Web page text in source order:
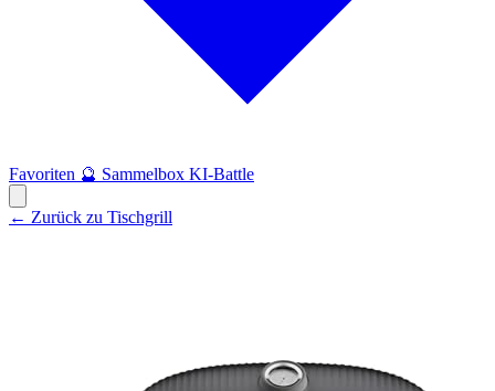
Favoriten 🔮 Sammelbox KI-Battle
← Zurück zu Tischgrill